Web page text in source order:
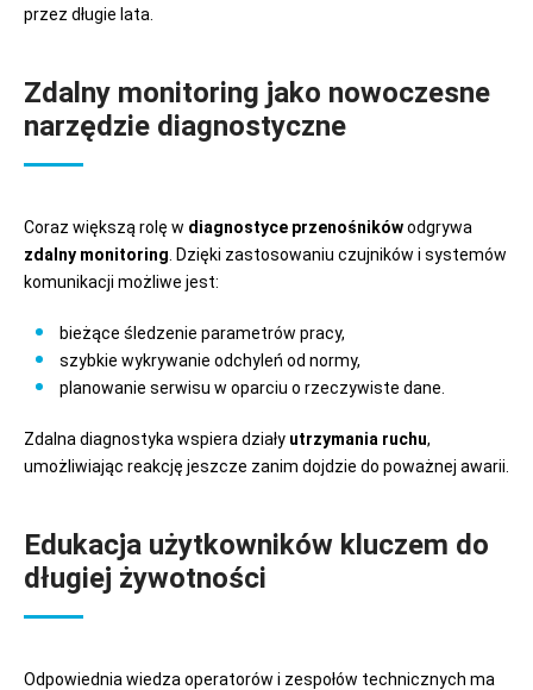
przez długie lata.
Zdalny monitoring jako nowoczesne
narzędzie diagnostyczne
Coraz większą rolę w diagnostyce przenośnikówodgrywa
zdalny monitoring . Dzięki zastosowaniu czujników i systemów
komunikacji możliwe jest:
bieżące śledzenie parametrów pracy,
szybkie wykrywanie odchyleń od normy,
planowanie serwisu w oparciu o rzeczywiste dane.
Zdalna diagnostyka wspiera działy utrzymania ruchu,
umożliwiając reakcję jeszcze zanim dojdzie do poważnej awarii.
Edukacja użytkowników kluczem do
długiej żywotności
Odpowiednia wiedza operatorów i zespołów technicznych ma